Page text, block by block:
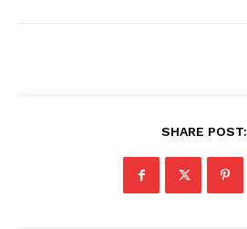
SHARE POST: